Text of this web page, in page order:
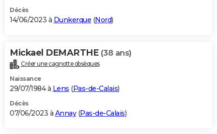
Décès
14/06/2023 à Dunkerque (Nord)
Mickael DEMARTHE (38 ans)
Créer une cagnotte obsèques
Naissance
29/07/1984 à Lens (Pas-de-Calais)
Décès
07/06/2023 à Annay(Pas-de-Calais)